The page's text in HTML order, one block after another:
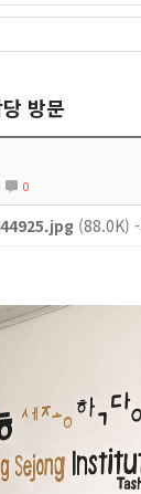
방문
0
(88.0K) -